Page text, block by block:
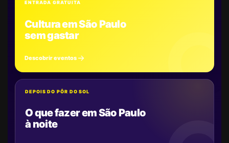
ENTRADA GRATUITA
Cultura em São Paulo
sem gastar
Descobrir eventos
DEPOIS DO PÔR DO SOL
O que fazer em São Paulo
à noite